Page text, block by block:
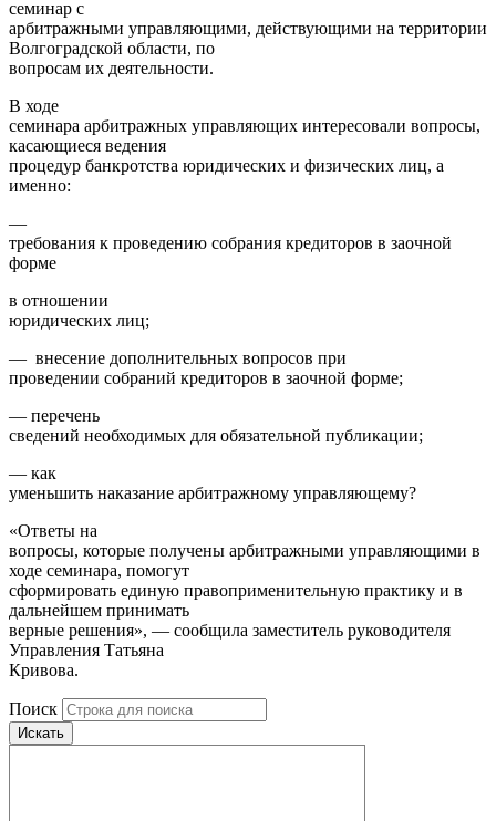
семинар с
арбитражными управляющими, действующими на территории
Волгоградской области, по
вопросам их деятельности.
В ходе
семинара арбитражных управляющих интересовали вопросы,
касающиеся ведения
процедур банкротства юридических и физических лиц, а
именно:
—
требования к проведению собрания кредиторов в заочной
форме
в отношении
юридических лиц;
— внесение дополнительных вопросов при
проведении собраний кредиторов в заочной форме;
— перечень
сведений необходимых для обязательной публикации;
— как
уменьшить наказание арбитражному управляющему?
«Ответы на
вопросы, которые получены арбитражными управляющими в
ходе семинара, помогут
сформировать единую правоприменительную практику и в
дальнейшем принимать
верные решения», — сообщила заместитель руководителя
Управления Татьяна
Кривова.
Поиск
Искать